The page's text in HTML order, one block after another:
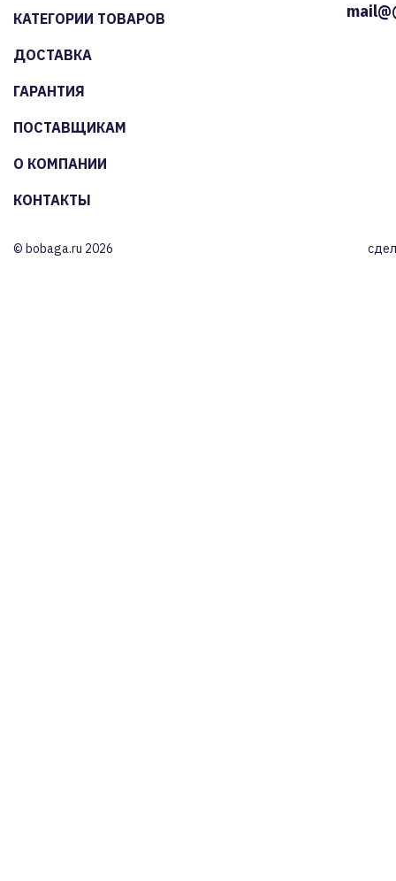
КАТЕГОРИИ ТОВАРОВ
ДОСТАВКА
ГАРАНТИЯ
ПОСТАВЩИКАМ
О КОМПАНИИ
КОНТАКТЫ
© bobaga.ru 2026